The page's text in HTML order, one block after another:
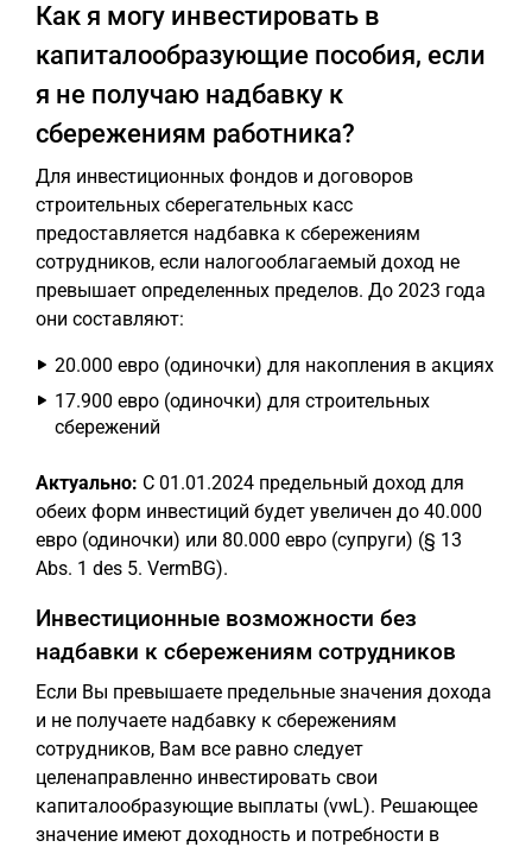
Как я могу инвестировать в
капиталообразующие пособия, если
я не получаю надбавку к
сбережениям работника?
Для инвестиционных фондов и договоров
строительных сберегательных касс
предоставляется надбавка к сбережениям
сотрудников, если налогооблагаемый доход не
превышает определенных пределов. До 2023 года
они составляют:
20.000 евро (одиночки) для накопления в акциях
17.900 евро (одиночки) для строительных
сбережений
Актуально: С 01.01.2024 предельный доход для
обеих форм инвестиций будет увеличен до 40.000
евро (одиночки) или 80.000 евро (супруги) (§ 13
Abs. 1 des 5. VermBG).
Инвестиционные возможности без
надбавки к сбережениям сотрудников
Если Вы превышаете предельные значения дохода
и не получаете надбавку к сбережениям
сотрудников, Вам все равно следует
целенаправленно инвестировать свои
капиталообразующие выплаты (vwL). Решающее
значение имеют доходность и потребности в